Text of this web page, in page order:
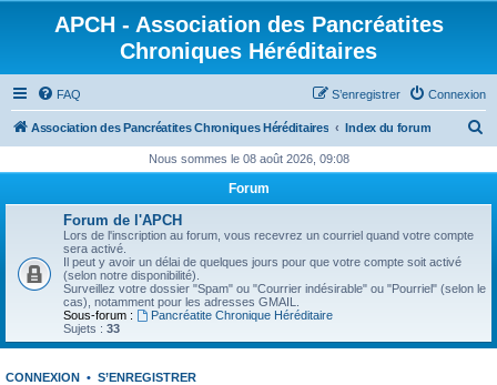
APCH - Association des Pancréatites
Chroniques Héréditaires
FAQ Connexion
S’enregistrer
Association des Pancréatites Chroniques Héréditaires Index du forum
h
c
e
Nous sommes le 08 août 2026, 09:08
Forum
Forum de l'APCH
Lors de l'inscription au forum, vous recevrez un courriel quand votre compte
sera activé.
Il peut y avoir un délai de quelques jours pour que votre compte soit activé
(selon notre disponibilité).
Surveillez votre dossier "Spam" ou "Courrier indésirable" ou "Pourriel" (selon le
cas), notamment pour les adresses GMAIL.
Sous-forum :
Pancréatite Chronique Héréditaire
Sujets : 33
CONNEXION • S’ENREGISTRER